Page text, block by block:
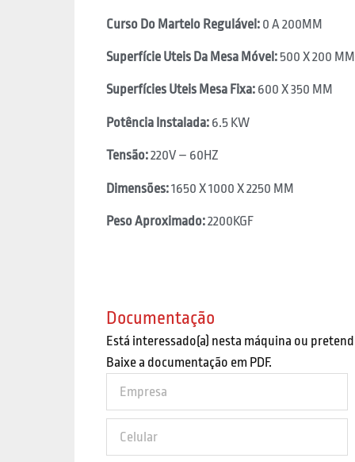
Curso Do Martelo Regulável:0 A 200MM
Superfície Uteis Da Mesa Móvel:500 X 200 MM
Superfícies Uteis Mesa Fixa:600 X 350 MM
Potência Instalada:6.5 KW
Tensão:220V – 60HZ
Dimensões:1650 X 1000 X 2250 MM
Peso Aproximado:2200KGF
Documentação
Está interessado(a) nesta máquina ou
Baixe a documentação em PDF.